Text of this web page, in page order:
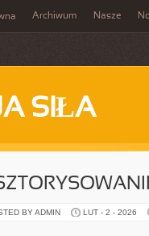
Archiwum Nasze
SIŁA
BY ADMIN LUT - 2 - 2026